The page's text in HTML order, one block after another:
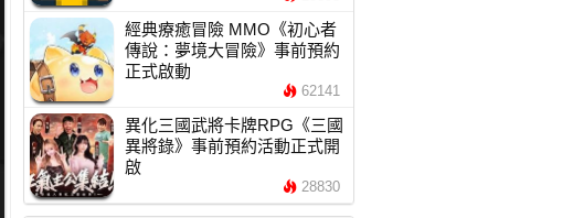
經典療癒冒險 MMO《初心者
傳說：夢境大冒險》事前預約
正式啟動
62141
異化三國武將卡牌RPG《三國
異將錄》事前預約活動正式開
啟
28830